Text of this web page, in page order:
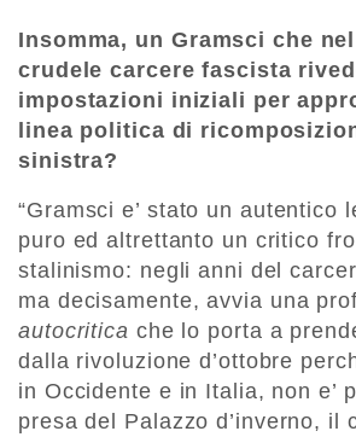
Insomma, un Gramsci che
crudele carcere fascista
impostazioni iniziali per
linea politica di
sinistra?
“Gramsci e’ stato un autentico
puro ed altrettanto un critico
stalinismo: negli anni del
ma decisamente, avvia una
autocritica che lo porta a
dalla rivoluzione d’ottobre
in Occidente e in Italia, non e’
presa del Palazzo d’inverno, il